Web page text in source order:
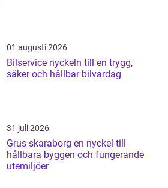
01 augusti 2026
Bilservice nyckeln till en trygg,
säker och hållbar bilvardag
31 juli 2026
Grus skaraborg en nyckel till
hållbara byggen och fungerande
utemiljöer